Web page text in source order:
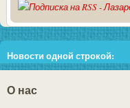
Новости одной строкой:
недоразумений, перед тем
О нас